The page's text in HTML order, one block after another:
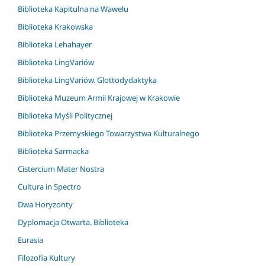
Biblioteka Kapitulna na Wawelu
Biblioteka Krakowska
Biblioteka Lehahayer
Biblioteka LingVariów
Biblioteka LingVariów. Glottodydaktyka
Biblioteka Muzeum Armii Krajowej w Krakowie
Biblioteka Myśli Politycznej
Biblioteka Przemyskiego Towarzystwa Kulturalnego
Biblioteka Sarmacka
Cistercium Mater Nostra
Cultura in Spectro
Dwa Horyzonty
Dyplomacja Otwarta. Biblioteka
Eurasia
Filozofia Kultury